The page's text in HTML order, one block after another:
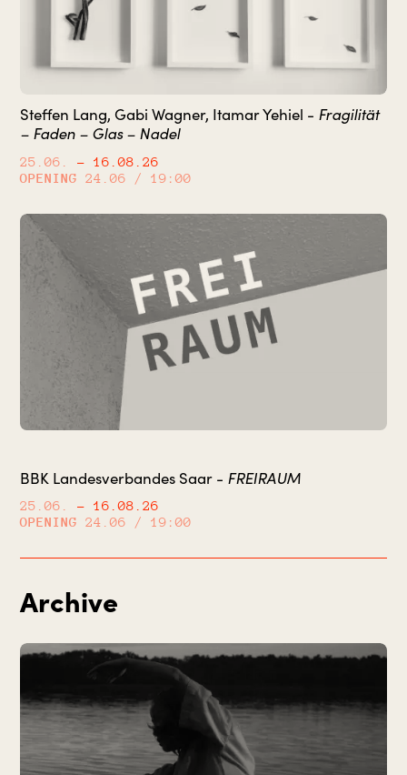
Steffen Lang, Gabi Wagner, Itamar Yehiel - Fragilität
– Faden – Glas – Nadel
25.06.
– 16.08.26
OPENING
24.06 / 19:00
BBK Landesverbandes Saar - FREIRAUM
25.06.
– 16.08.26
OPENING
24.06 / 19:00
Archive